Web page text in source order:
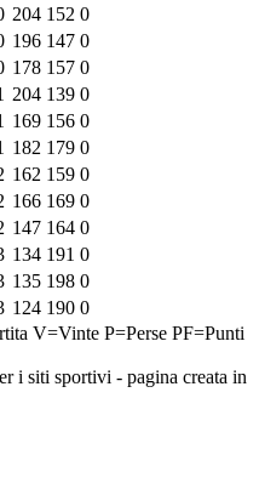
204 152 0
196 147 0
178 157 0
204 139 0
169 156 0
182 179 0
162 159 0
166 169 0
147 164 0
134 191 0
135 198 0
124 190 0
V=Vinte P=Perse PF=Punti
i siti sportivi - pagina creata in